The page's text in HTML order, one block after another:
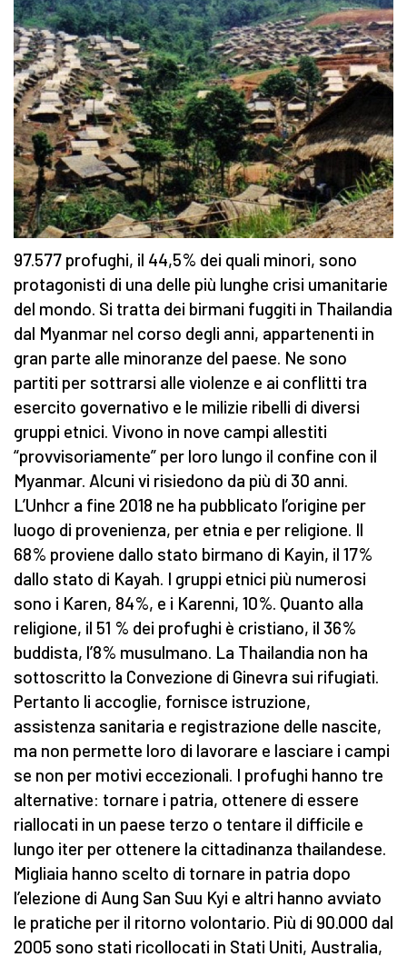
97.577 profughi, il 44,5% dei quali minori, sono
protagonisti di una delle più lunghe crisi umanitarie
del mondo. Si tratta dei birmani fuggiti in Thailandia
dal Myanmar nel corso degli anni, appartenenti in
gran parte alle minoranze del paese. Ne sono
partiti per sottrarsi alle violenze e ai conflitti tra
esercito governativo e le milizie ribelli di diversi
gruppi etnici. Vivono in nove campi allestiti
“provvisoriamente” per loro lungo il confine con il
Myanmar. Alcuni vi risiedono da più di 30 anni.
L’Unhcr a fine 2018 ne ha pubblicato l’origine per
luogo di provenienza, per etnia e per religione. Il
68% proviene dallo stato birmano di Kayin, il 17%
dallo stato di Kayah. I gruppi etnici più numerosi
sono i Karen, 84%, e i Karenni, 10%. Quanto alla
religione, il 51 % dei profughi è cristiano, il 36%
buddista, l’8% musulmano. La Thailandia non ha
sottoscritto la Convezione di Ginevra sui rifugiati.
Pertanto li accoglie, fornisce istruzione,
assistenza sanitaria e registrazione delle nascite,
ma non permette loro di lavorare e lasciare i campi
se non per motivi eccezionali. I profughi hanno tre
alternative: tornare i patria, ottenere di essere
riallocati in un paese terzo o tentare il difficile e
lungo iter per ottenere la cittadinanza thailandese.
Migliaia hanno scelto di tornare in patria dopo
l’elezione di Aung San Suu Kyi e altri hanno avviato
le pratiche per il ritorno volontario. Più di 90.000 dal
2005 sono stati ricollocati in Stati Uniti, Australia,